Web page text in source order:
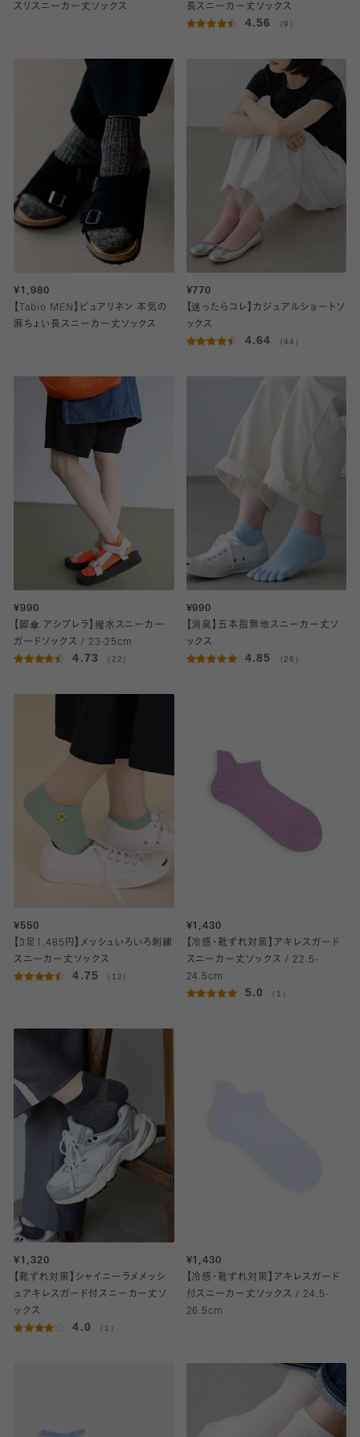
スリスニーカー丈ソックス
長スニーカー丈ソックス
4.56 （9）
¥1,980
【Tabio MEN】ピュアリネン 本気の
麻ちょい長スニーカー丈ソックス
¥770
【迷ったらコレ】カジュアルショートソ
ックス
4.64 （44）
¥990
【脚傘 アシブレラ】撥水スニーカー
ガードソックス / 23-25cm
4.73 （22）
¥990
【消臭】五本指無地スニーカー丈ソ
ックス
4.85 （26）
¥550
【3足1,485円】メッシュいろいろ刺繍
スニーカー丈ソックス
4.75 （12）
¥1,430
【冷感・靴ずれ対策】アキレスガード
スニーカー丈ソックス / 22.5-
24.5cm
5.0 （1）
¥1,320
【靴ずれ対策】シャイニーラメメッシ
ュアキレスガード付スニーカー丈ソ
ックス
4.0 （1）
¥1,430
【冷感・靴ずれ対策】アキレスガード
付スニーカー丈ソックス / 24.5-
26.5cm